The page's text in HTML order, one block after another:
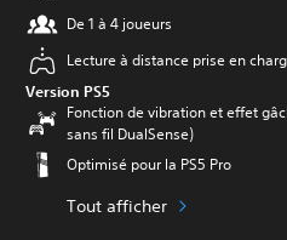
De 1 à 4 joueurs
Lecture à distance prise en
Version PS5
Fonction de vibration et effet
sans fil DualSense)
Optimisé pour la PS5 Pro
Tout afficher